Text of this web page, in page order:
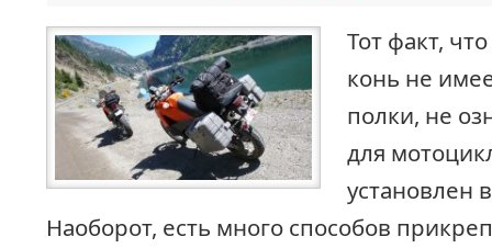
Тот факт,
конь не
полки, не
для
установлен
Наоборот, есть много способов